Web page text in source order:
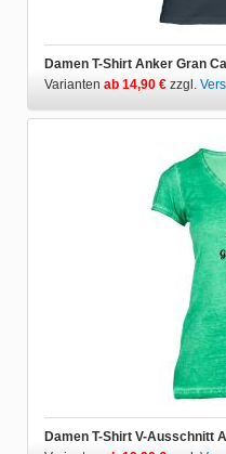
Damen T-Shirt Anker Gran
Varianten ab 14,90 € zzgl.
Damen T-Shirt V-Ausschnitt